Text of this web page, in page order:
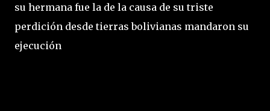
su hermana fue la de la causa de su triste
perdición desde tierras bolivianas mandaron su
ejecución